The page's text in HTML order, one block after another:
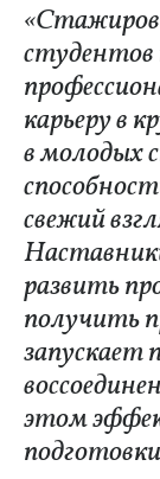
карьеру в
в молодых
свежий
развить
получить
запускает
этом